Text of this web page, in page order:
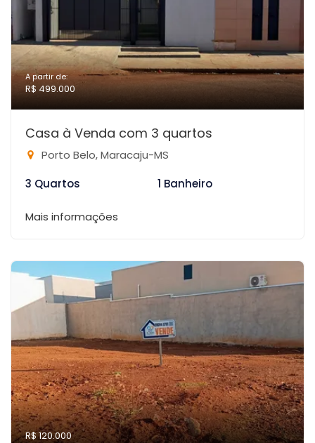
A partir de:
R$ 499.000
Casa à Venda com 3 quartos
Porto Belo, Maracaju-MS
3 Quartos
1 Banheiro
Mais informações
R$ 120.000